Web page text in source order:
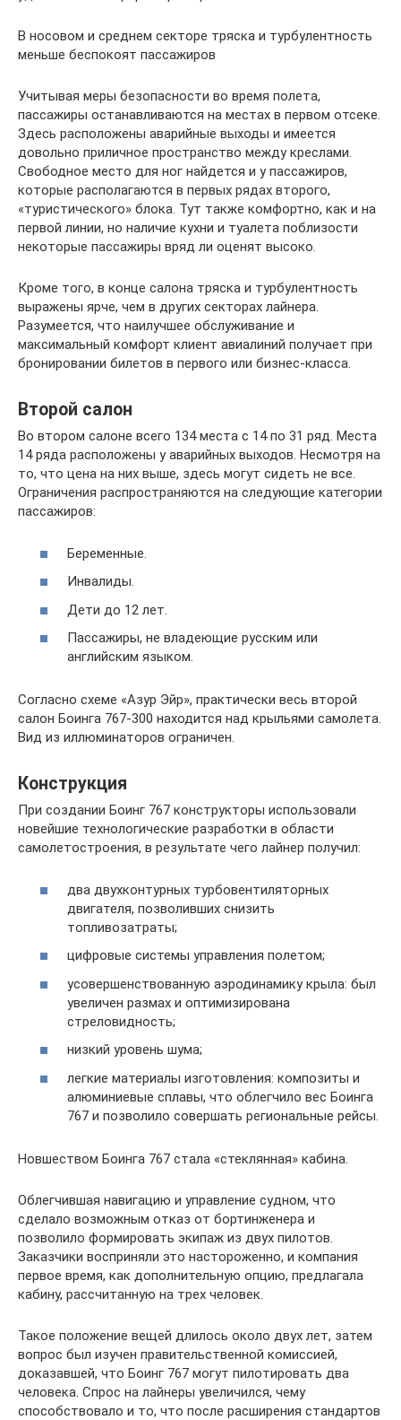
В носовом и среднем секторе тряска и турбулентность
меньше беспокоят пассажиров
Учитывая меры безопасности во время полета,
пассажиры останавливаются на местах в первом отсеке.
Здесь расположены аварийные выходы и имеется
довольно приличное пространство между креслами.
Свободное место для ног найдется и у пассажиров,
которые располагаются в первых рядах второго,
«туристического» блока. Тут также комфортно, как и на
первой линии, но наличие кухни и туалета поблизости
некоторые пассажиры вряд ли оценят высоко.
Кроме того, в конце салона тряска и турбулентность
выражены ярче, чем в других секторах лайнера.
Разумеется, что наилучшее обслуживание и
максимальный комфорт клиент авиалиний получает при
бронировании билетов в первого или бизнес-класса.
Второй салон
Во втором салоне всего 134 места с 14 по 31 ряд. Места
14 ряда расположены у аварийных выходов. Несмотря на
то, что цена на них выше, здесь могут сидеть не все.
Ограничения распространяются на следующие категории
пассажиров:
Беременные.
Инвалиды.
Дети до 12 лет.
Пассажиры, не владеющие русским или
английским языком.
Согласно схеме «Азур Эйр», практически весь второй
салон Боинга 767-300 находится над крыльями самолета.
Вид из иллюминаторов ограничен.
Конструкция
При создании Боинг 767 конструкторы использовали
новейшие технологические разработки в области
самолетостроения, в результате чего лайнер получил:
два двухконтурных турбовентиляторных
двигателя, позволивших снизить
топливозатраты;
цифровые системы управления полетом;
усовершенствованную аэродинамику крыла: был
увеличен размах и оптимизирована
стреловидность;
низкий уровень шума;
легкие материалы изготовления: композиты и
алюминиевые сплавы, что облегчило вес Боинга
767 и позволило совершать региональные рейсы.
Новшеством Боинга 767 стала «стеклянная» кабина.
Облегчившая навигацию и управление судном, что
сделало возможным отказ от бортинженера и
позволило формировать экипаж из двух пилотов.
Заказчики восприняли это настороженно, и компания
первое время, как дополнительную опцию, предлагала
кабину, рассчитанную на трех человек.
Такое положение вещей длилось около двух лет, затем
вопрос был изучен правительственной комиссией,
доказавшей, что Боинг 767 могут пилотировать два
человека. Спрос на лайнеры увеличился, чему
способствовало и то, что после расширения стандартов